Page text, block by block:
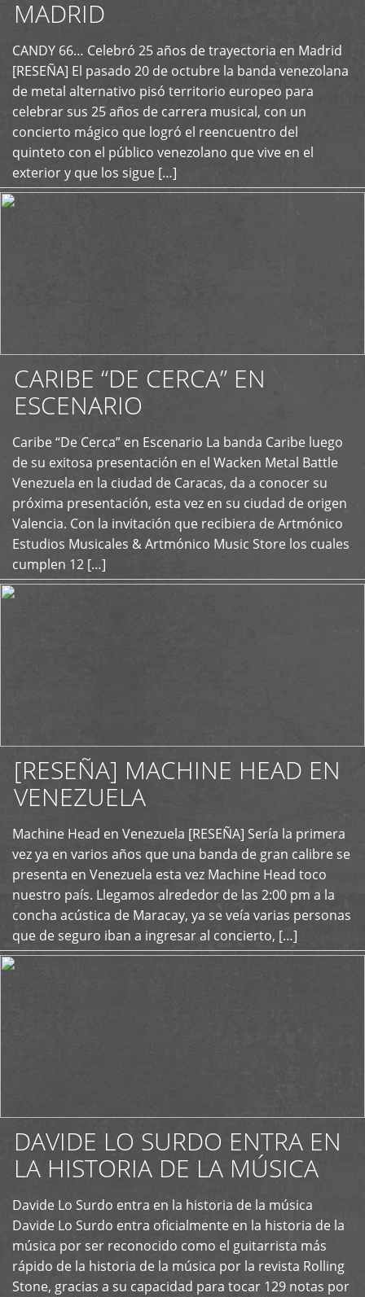
MADRID
CANDY 66… Celebró 25 años de trayectoria en Madrid
[RESEÑA] El pasado 20 de octubre la banda venezolana
de metal alternativo pisó territorio europeo para
celebrar sus 25 años de carrera musical, con un
concierto mágico que logró el reencuentro del
quinteto con el público venezolano que vive en el
exterior y que los sigue […]
+
CARIBE “DE CERCA” EN
ESCENARIO
Caribe “De Cerca” en Escenario La banda Caribe luego
de su exitosa presentación en el Wacken Metal Battle
Venezuela en la ciudad de Caracas, da a conocer su
próxima presentación, esta vez en su ciudad de origen
Valencia. Con la invitación que recibiera de Artmónico
Estudios Musicales & Artmónico Music Store los cuales
cumplen 12 […]
+
[RESEÑA] MACHINE HEAD EN
VENEZUELA
Machine Head en Venezuela [RESEÑA] Sería la primera
vez ya en varios años que una banda de gran calibre se
presenta en Venezuela esta vez Machine Head toco
nuestro país. Llegamos alrededor de las 2:00 pm a la
concha acústica de Maracay, ya se veía varias personas
que de seguro iban a ingresar al concierto, […]
+
DAVIDE LO SURDO ENTRA EN
LA HISTORIA DE LA MÚSICA
Davide Lo Surdo entra en la historia de la música
Davide Lo Surdo entra oficialmente en la historia de la
música por ser reconocido como el guitarrista más
rápido de la historia de la música por la revista Rolling
Stone, gracias a su capacidad para tocar 129 notas por
+